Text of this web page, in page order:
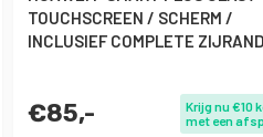
TOUCHSCREEN / SCHERM /
INCLUSIEF COMPLETE ZIJRAND
€85,-
Krijg nu €10
met een